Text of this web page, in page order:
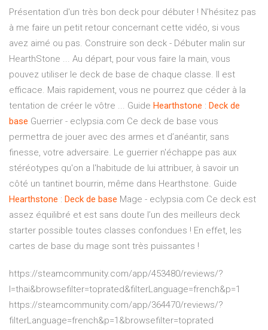
Présentation d'un très bon deck pour débuter ! N'hésitez pas
à me faire un petit retour concernant cette vidéo, si vous
avez aimé ou pas. Construire son deck - Débuter malin sur
HearthStone ... Au départ, pour vous faire la main, vous
pouvez utiliser le deck de base de chaque classe. Il est
efficace. Mais rapidement, vous ne pourrez que céder à la
tentation de créer le vôtre ... Guide Hearthstone : Deck de
base Guerrier - eclypsia.com Ce deck de base vous
permettra de jouer avec des armes et d’anéantir, sans
finesse, votre adversaire. Le guerrier n'échappe pas aux
stéréotypes qu'on a l'habitude de lui attribuer, à savoir un
côté un tantinet bourrin, même dans Hearthstone. Guide
Hearthstone : Deck de base Mage - eclypsia.com Ce deck est
assez équilibré et est sans doute l’un des meilleurs deck
starter possible toutes classes confondues ! En effet, les
cartes de base du mage sont très puissantes !
https://steamcommunity.com/app/453480/reviews/?
l=thai&browsefilter=toprated&filterLanguage=french&p=1
https://steamcommunity.com/app/364470/reviews/?
filterLanguage=french&p=1&browsefilter=toprated